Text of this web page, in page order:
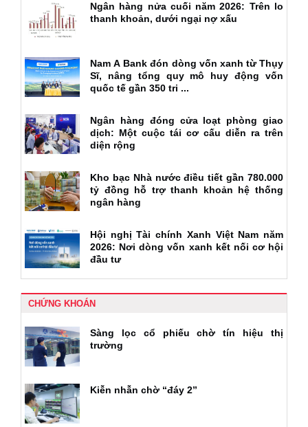
Ngân hàng nửa cuối năm 2026: Trên lo
thanh khoản, dưới ngại nợ xấu
Nam A Bank đón dòng vốn xanh từ Thụy
Sĩ, nâng tổng quy mô huy động vốn
quốc tế gần 350 tri ...
Ngân hàng đóng cửa loạt phòng giao
dịch: Một cuộc tái cơ cấu diễn ra trên
diện rộng
Kho bạc Nhà nước điều tiết gần 780.000
tỷ đồng hỗ trợ thanh khoản hệ thống
ngân hàng
Hội nghị Tài chính Xanh Việt Nam năm
2026: Nơi dòng vốn xanh kết nối cơ hội
đầu tư
CHỨNG KHOÁN
Sàng lọc cổ phiếu chờ tín hiệu thị
trường
Kiễn nhẫn chờ “đáy 2”